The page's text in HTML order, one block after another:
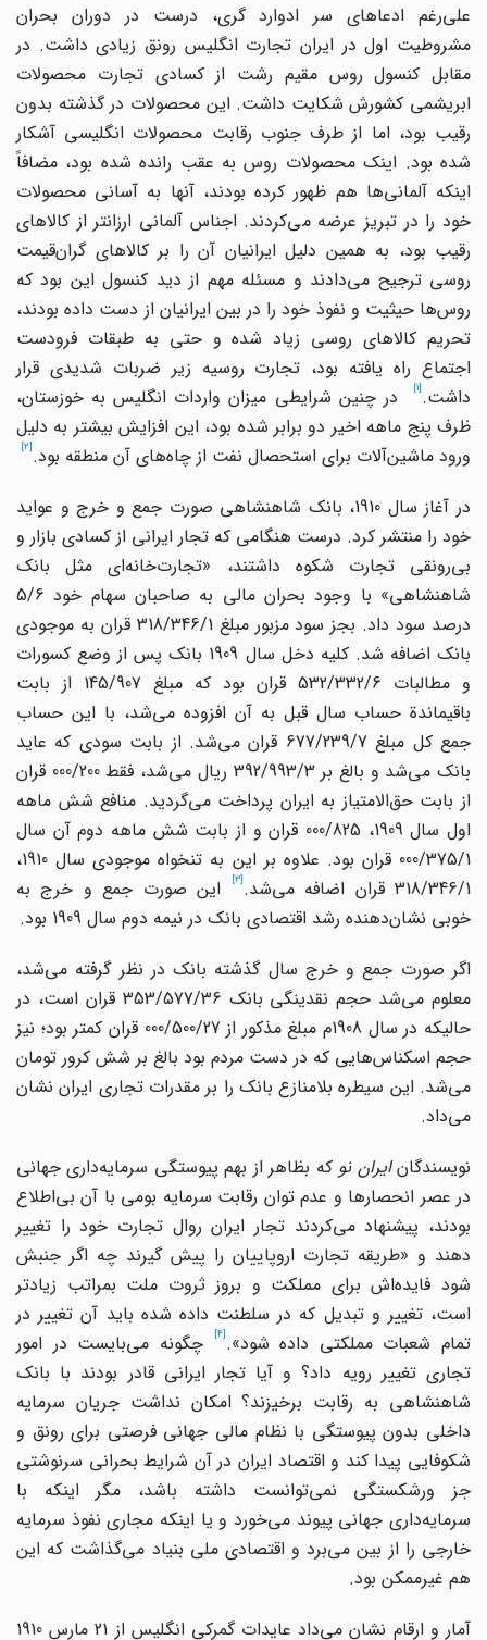
علی‌رغم ادعاهای سر ادوارد گری، درست در دوران بحران
مشروطیت اول در ایران تجارت انگلیس رونق زیادی داشت. در
مقابل کنسول روس مقیم رشت از کسادی تجارت محصولات
ابریشمی کشورش شکایت داشت. این محصولات در گذشته بدون
رقیب بود، اما از طرف جنوب رقابت محصولات انگلیسی آشکار
شده بود. اینک محصولات روس به عقب رانده شده بود، مضافاً
اینکه آلمانی‌ها هم ظهور کرده بودند، آنها به آسانی محصولات
خود را در تبریز عرضه می‌کردند. اجناس آلمانی ارزانتر از کالاهای
رقیب بود، به همین دلیل ایرانیان آن را بر کالاهای گران‌قیمت
روسی ترجیح می‌دادند و مسئله مهم از دید کنسول این بود که
روس‌ها حیثیت و نفوذ خود را در بین ایرانیان از دست داده بودند،‌
تحریم کالاهای روسی زیاد شده و حتی به طبقات فرودست
اجتماع راه یافته بود، تجارت روسیه زیر ضربات شدیدی قرار
داشت. در چنین شرایطی میزان واردات انگلیس به خوزستان،
ظرف پنج ماهه اخیر دو برابر شده بود، این افزایش بیشتر به دلیل
ورود ماشین‌آلات برای استحصال نفت از چاه‌های آن منطقه بود.
در آغاز سال 1910، بانک شاهنشاهی صورت جمع و خرج و عواید
خود را منتشر کرد. درست هنگامی که تجار ایرانی از کسادی بازار و
بی‌رونقی تجارت شکوه داشتند، «تجارت‌خانه‌ای مثل بانک
شاهنشاهی» با وجود بحران مالی به صاحبان سهام خود 5/6
درصد سود داد. بجز سود مزبور مبلغ 318/346/1 قران به موجودی
بانک اضافه شد. کلیه دخل سال 1909 بانک پس از وضع کسورات
و مطالبات 532/332/6 قران بود که مبلغ 145/907 از بابت
باقیماندة حساب سال قبل به آن افزوده می‌شد، با این حساب
جمع کل مبلغ 677/239/7 قران می‌شد. از بابت سودی که عاید
بانک می‌شد و بالغ بر 392/993/3 ریال می‌شد، فقط 000/200 قران
از بابت حق‌الامتیاز به ایران پرداخت می‌گردید. منافع شش ماهه
اول سال 1909، 000/825 قران و از بابت شش ماهه دوم آن سال
000/375/1 قران بود. علاوه بر این به تنخواه موجودی سال 1910،
318/346/1 قران اضافه می‌شد.
این صورت جمع و خرج به
خوبی نشان‌دهنده رشد اقتصادی بانک در نیمه دوم سال 1909 بود.
اگر صورت جمع و خرج سال گذشته بانک در نظر گرفته می‌شد،
معلوم می‌شد حجم نقدینگی بانک 353/577/36 قران است، در
حالیکه در سال 1908م مبلغ مذکور از 000/500/27 قران کمتر بود؛ نیز
حجم اسکناس‌هایی که در دست مردم بود بالغ بر شش کرور تومان
می‌شد. این سیطره بلامنازع بانک را بر مقدرات تجاری ایران نشان
می‌داد.
نویسندگانایران نو که بظاهر از بهم پیوستگی سرمایه‌داری جهانی
در عصر انحصارها و عدم توان رقابت سرمایه بومی با آن بی‌اطلاع
بودند، پیشنهاد می‌کردند تجار ایران روال تجارت خود را تغییر
دهند و «طریقه تجارت اروپاییان را پیش گیرند چه اگر جنبش
شود فایده‌اش برای مملکت و بروز ثروت ملت بمراتب زیادتر
است، تغییر و تبدیل که در سلطنت داده شده باید آن تغییر در
تمام شعبات مملکتی داده شود». چگونه می‌بایست در امور
تجاری تغییر رویه داد؟ و آیا تجار ایرانی قادر بودند با بانک
شاهنشاهی به رقابت برخیزند؟ امکان نداشت جریان سرمایه
داخلی بدون پیوستگی با نظام مالی جهانی فرصتی برای رونق و
شکوفایی پیدا کند و اقتصاد ایران در آن شرایط بحرانی سرنوشتی
جز ورشکستگی نمی‌توانست داشته باشد، مگر اینکه با
سرمایه‌داری جهانی پیوند می‌خورد و یا اینکه مجاری نفوذ سرمایه
خارجی را از بین می‌برد و اقتصادی ملی بنیاد می‌گذاشت که این
هم غیرممکن بود.
آمار و ارقام نشان می‌داد عایدات گمرکی انگلیس از 21 مارس 1910